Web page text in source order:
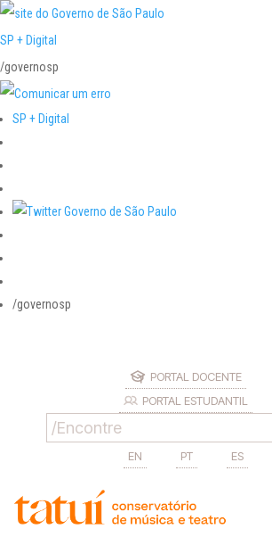
SP + Digital
/governosp
SP + Digital
/governosp
PORTAL DOCENTE
PORTAL ESTUDANTIL
EN PT ES